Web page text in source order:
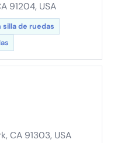
91204, USA
de ruedas
CA 91303, USA